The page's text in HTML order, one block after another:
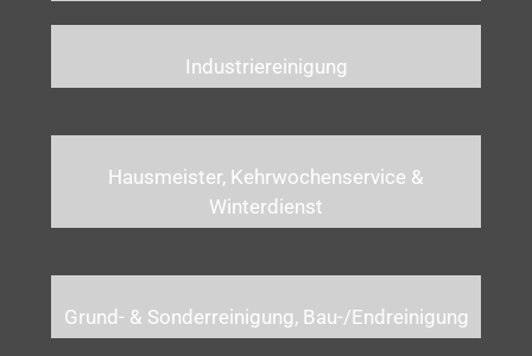
Industriereinigung
Hausmeister, Kehrwochenservice &
Winterdienst
Grund- & Sonderreinigung, Bau-/Endreinigung